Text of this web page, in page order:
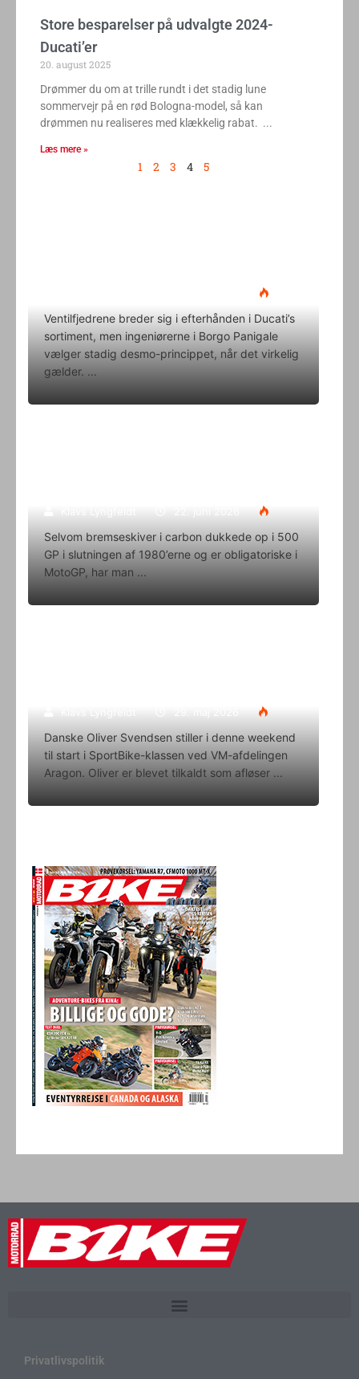
Store besparelser på udvalgte 2024-
Ducati’er
20. august 2025
Drømmer du om at trille rundt i det stadig lune
sommervejr på en rød Bologna-model, så kan
drømmen nu realiseres med klækkelig rabat.
Læs mere »
1 2 3 4 5
Ventilfjedrene breder sig i efterhånden i Ducati’s
sortiment, men ingeniørerne i Borgo Panigale
vælger stadig desmo-princippet, når det virkelig
gælder.
Selvom bremseskiver i carbon dukkede op i 500
GP i slutningen af 1980’erne og er obligatoriske i
MotoGP, har man
Danske Oliver Svendsen stiller i denne weekend
til start i SportBike-klassen ved VM-afdelingen
Aragon. Oliver er blevet tilkaldt som afløser
Privatlivspolitik